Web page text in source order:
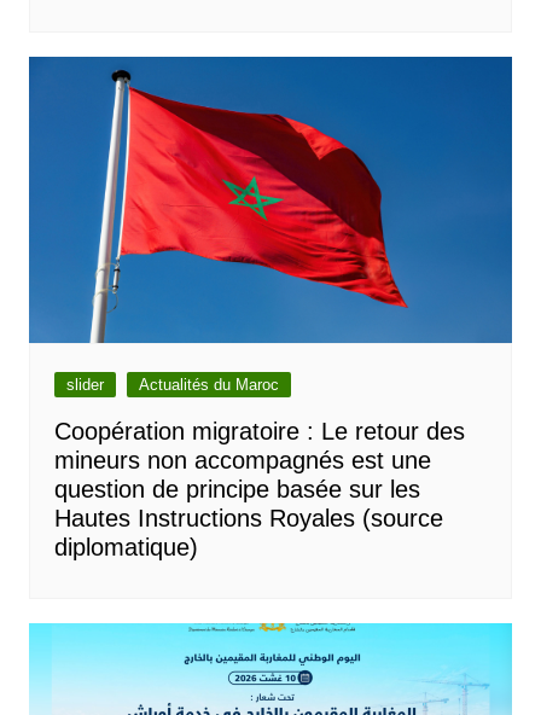
slider Actualités du Maroc
Coopération migratoire : Le retour des
mineurs non accompagnés est une
question de principe basée sur les
Hautes Instructions Royales (source
diplomatique)